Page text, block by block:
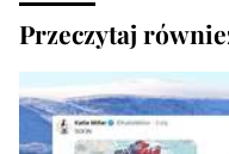
Przeczytaj